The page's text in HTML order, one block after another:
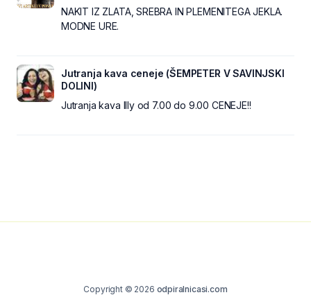
NAKIT IZ ZLATA, SREBRA IN PLEMENITEGA JEKLA.
MODNE URE.
Jutranja kava ceneje (ŠEMPETER V SAVINJSKI
DOLINI)
Jutranja kava Illy od 7.00 do 9.00 CENEJE!!
Copyright © 2026 odpiralnicasi.com